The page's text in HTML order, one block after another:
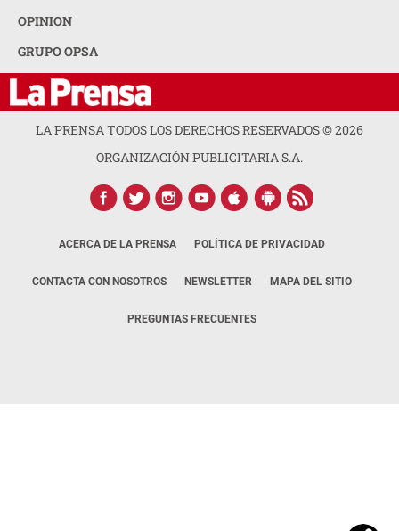
OPINION
GRUPO OPSA
LA PRENSA TODOS LOS DERECHOS RESERVADOS ©2026
ORGANIZACIÓN PUBLICITARIA S.A.
ACERCA DE LA PRENSA POLÍTICA DE PRIVACIDAD
CONTACTA CON NOSOTROS NEWSLETTER MAPA DEL SITIO
PREGUNTAS FRECUENTES